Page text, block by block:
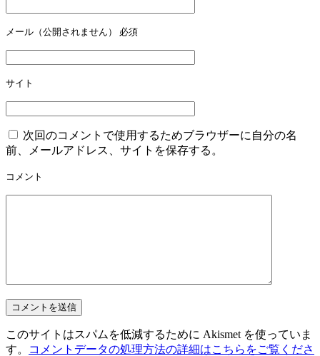
シ
ョ
ン
メール（公開されません） 必須
サイト
次回のコメントで使用するためブラウザーに自分の名
前、メールアドレス、サイトを保存する。
コメント
このサイトはスパムを低減するために Akismet を使っていま
す。
コメントデータの処理方法の詳細はこちらをご覧くださ